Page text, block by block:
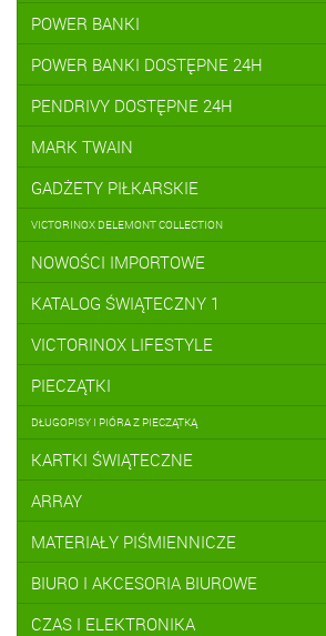
POWER BANKI
POWER BANKI DOSTĘPNE 24H
PENDRIVY DOSTĘPNE 24H
MARK TWAIN
GADŻETY PIŁKARSKIE
VICTORINOX DELEMONT COLLECTION
NOWOŚCI IMPORTOWE
KATALOG ŚWIĄTECZNY 1
VICTORINOX LIFESTYLE
PIECZĄTKI
DŁUGOPISY I PIÓRA Z PIECZĄTKĄ
KARTKI ŚWIĄTECZNE
ARRAY
MATERIAŁY PIŚMIENNICZE
BIURO I AKCESORIA BIUROWE
CZAS I ELEKTRONIKA